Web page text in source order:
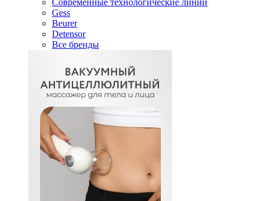
Современные технологические линии
Gess
Beurer
Detensor
Все бренды